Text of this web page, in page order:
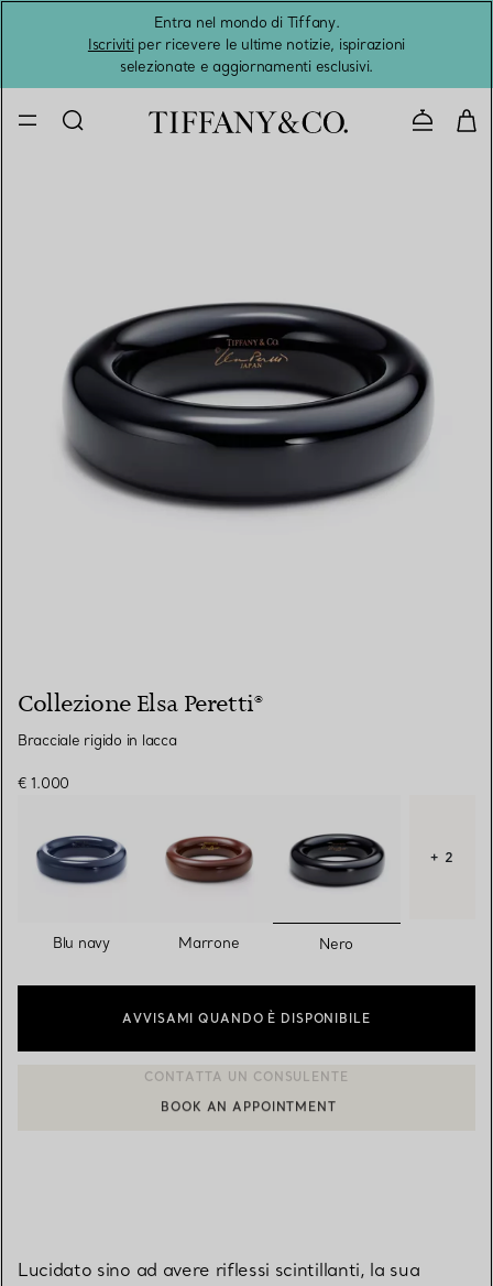
Entra nel mondo di Tiffany.
Iscrivitiper ricevere le ultime notizie, ispirazioni
selezionate e aggiornamenti esclusivi.
Collezione Elsa Peretti®
Bracciale rigido in lacca
€ 1.000
Blu navy Marrone Nero
+ 2
AVVISAMI QUANDO È DISPONIBILE
CONTATTA UN CONSULENTE CLIENTI O PRENOTA UN
BOOK AN APPOINTMENT
Lucidato sino ad avere riflessi scintillanti, la sua